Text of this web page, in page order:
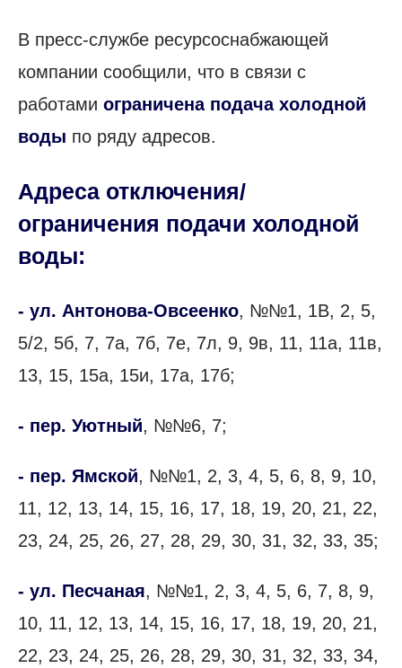
В пресс-службе ресурсоснабжающей
компании сообщили, что в связи с
работами ограничена подача холодной
воды по ряду адресов.
Адреса отключения/
ограничения подачи холодной
воды:
- ул. Антонова-Овсеенко, №№1, 1В, 2, 5,
5/2, 5б, 7, 7а, 7б, 7е, 7л, 9, 9в, 11, 11а, 11в,
13, 15, 15а, 15и, 17а, 17б;
- пер. Уютный, №№6, 7;
- пер. Ямской, №№1, 2, 3, 4, 5, 6, 8, 9, 10,
11, 12, 13, 14, 15, 16, 17, 18, 19, 20, 21, 22,
23, 24, 25, 26, 27, 28, 29, 30, 31, 32, 33, 35;
- ул. Песчаная, №№1, 2, 3, 4, 5, 6, 7, 8, 9,
10, 11, 12, 13, 14, 15, 16, 17, 18, 19, 20, 21,
22, 23, 24, 25, 26, 28, 29, 30, 31, 32, 33, 34,